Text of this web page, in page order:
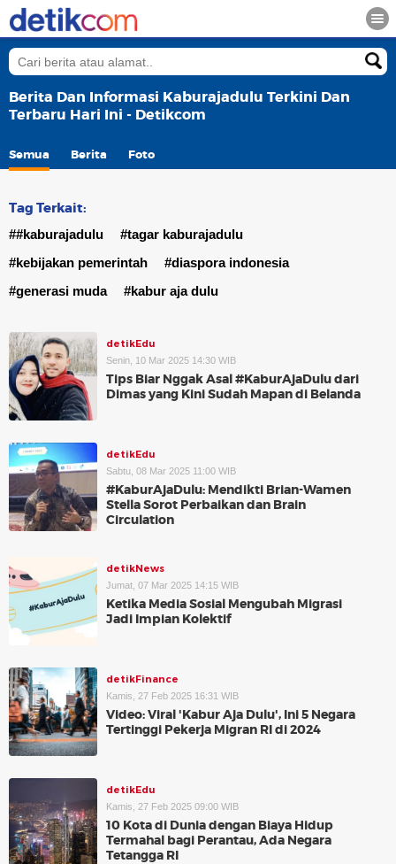
Berita Dan Informasi Kaburajadulu Terkini Dan
Terbaru Hari Ini - Detikcom
Semua Berita Foto
Tag Terkait:
##kaburajadulu
#tagar kaburajadulu
#kebijakan pemerintah
#diaspora indonesia
#generasi muda
#kabur aja dulu
detikEdu
Senin, 10 Mar 2025 14:30 WIB
Tips Biar Nggak Asal #KaburAjaDulu dari
Dimas yang Kini Sudah Mapan di Belanda
detikEdu
Sabtu, 08 Mar 2025 11:00 WIB
#KaburAjaDulu: Mendikti Brian-Wamen
Stella Sorot Perbaikan dan Brain
Circulation
detikNews
Jumat, 07 Mar 2025 14:15 WIB
Ketika Media Sosial Mengubah Migrasi
Jadi Impian Kolektif
detikFinance
Kamis, 27 Feb 2025 16:31 WIB
Video: Viral 'Kabur Aja Dulu', Ini 5 Negara
Tertinggi Pekerja Migran RI di 2024
detikEdu
Kamis, 27 Feb 2025 09:00 WIB
10 Kota di Dunia dengan Biaya Hidup
Termahal bagi Perantau, Ada Negara
Tetangga RI